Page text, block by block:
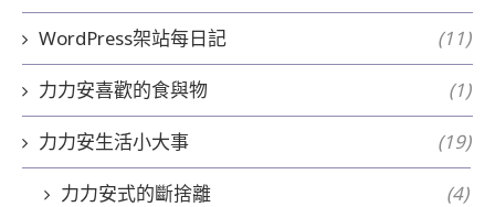
WordPress架站每日記 (11)
力力安喜歡的食與物 (1)
力力安生活小大事 (19)
力力安式的斷捨離 (4)